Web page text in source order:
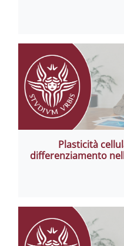
Plasticità
differenziamento